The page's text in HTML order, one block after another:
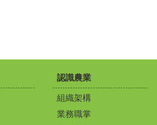
認識農業
組織架構
業務職掌